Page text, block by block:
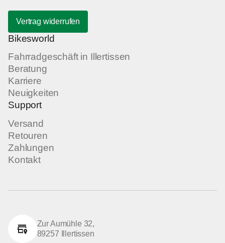
Vertrag widerrufen
Bikesworld
Fahrradgeschäft in Illertissen
Beratung
Karriere
Neuigkeiten
Support
Versand
Retouren
Zahlungen
Kontakt
Zur Aumühle 32,
89257 Illertissen